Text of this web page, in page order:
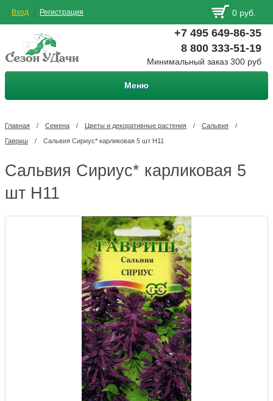
Вход Регистрация 0 руб.
+7 495 649-86-35
8 800 333-51-19
Минимальный заказ 300 руб
Меню
Главная / Семена / Цветы и декоративные растения / Сальвия /
Гавриш / Сальвия Сириус* карликовая 5 шт Н11
Сальвия Сириус* карликовая 5
шт Н11